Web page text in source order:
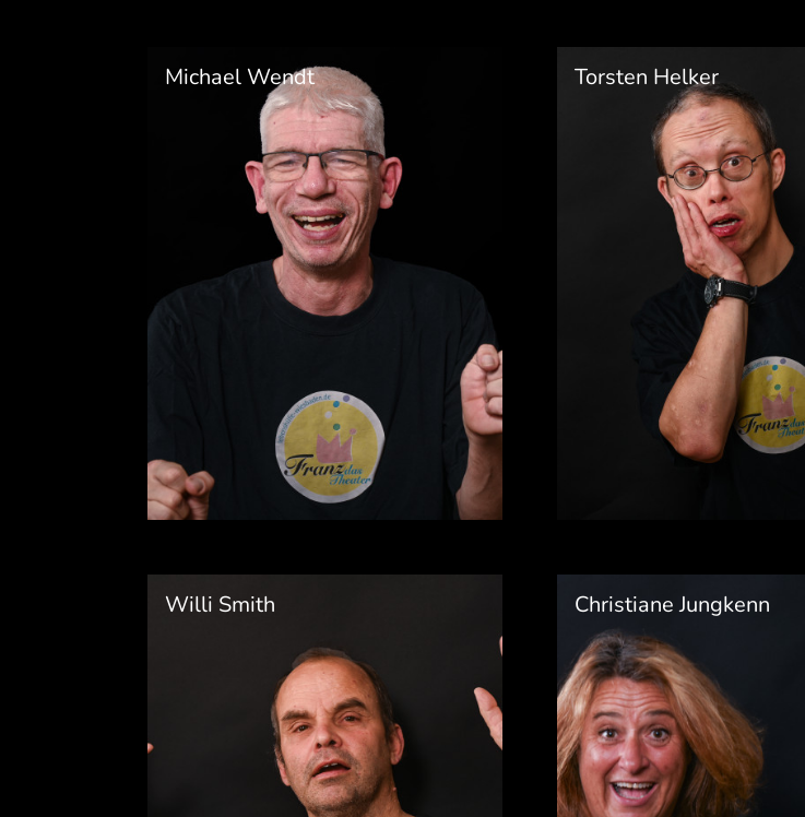
Michael Wendt Torsten Helker
Willi Smith Christiane Jungkenn